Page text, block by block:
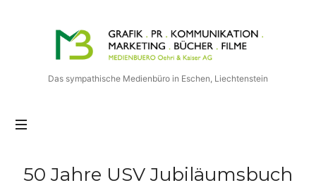
Medienbuero
Oehri
&
Kaiser
AG
Das sympathische Medienbüro in Eschen, Liechtenstein
50 Jahre USV Jubiläumsbuch